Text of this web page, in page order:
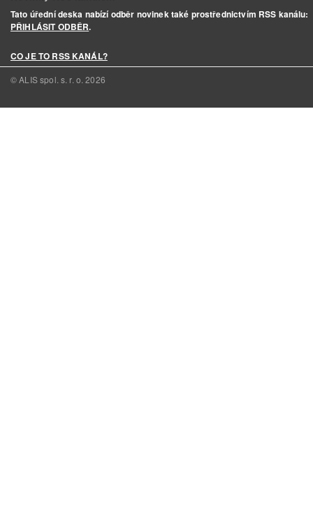
Tato úřední deska nabízí odběr novinek také prostřednictvím RSS kanálu:
PŘIHLÁSIT ODBĚR.
CO JE TO RSS KANÁL?
© ALIS spol. s. r. o.2026